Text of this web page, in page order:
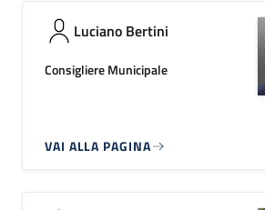
Luciano Bertini
Consigliere Municipale
VAI ALLA PAGINA